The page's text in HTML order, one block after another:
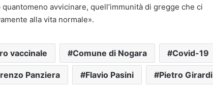
avvicinare, quell’immunità di gregge che ci
alla vita normale».
vaccinale Comune di Nogara Covid-19
Panziera Flavio Pasini Pietro Girardi